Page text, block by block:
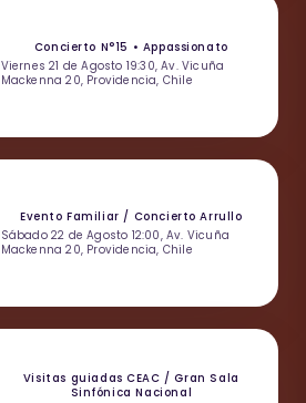
Concierto N°15 • Appassionato
Viernes 21 de Agosto 19:30, Av. Vicuña
Mackenna 20, Providencia, Chile
Evento Familiar / Concierto Arrullo
Sábado 22 de Agosto 12:00, Av. Vicuña
Mackenna 20, Providencia, Chile
Visitas guiadas CEAC / Gran Sala
Sinfónica Nacional